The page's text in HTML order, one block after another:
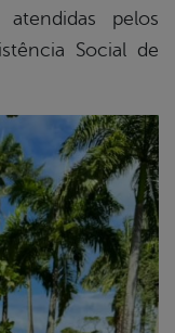
pelos
Social de